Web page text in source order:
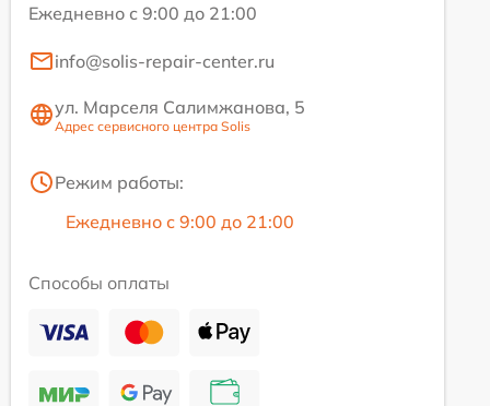
Ежедневно с 9:00 до 21:00
info@solis-repair-center.ru
ул. Марселя Салимжанова, 5
Адрес сервисного центра Solis
Режим работы:
Ежедневно с 9:00 до 21:00
Способы оплаты